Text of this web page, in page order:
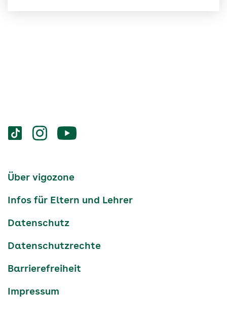
Services
Social-
vigozone.de
vigozone.devigozone.de
Services-
Über vigozone
Infos für Eltern und Lehrer
Datenschutz
Datenschutzrechte
Barrierefreiheit
Impressum